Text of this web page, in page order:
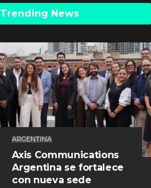
Trending News
ARGENTINA
Axis Communications
Argentina se fortalece
con nueva sede